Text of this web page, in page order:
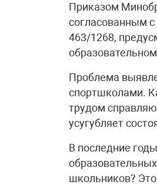
Приказом
согласованным
463/1268,
Проблема
спортшколами.
трудом
усугубляет
В последние
школьников?